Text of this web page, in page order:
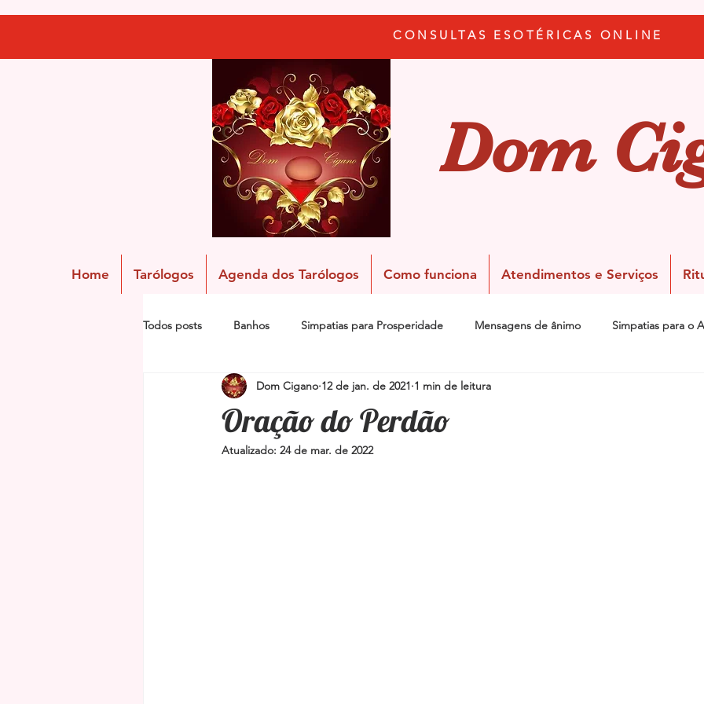
CONSULTAS ESOTÉRICAS ONLINE
Dom
Home Tarólogos Agenda dos Tarólogos Como funciona Atendimentos e Serviços
Todos posts Banhos Simpatias para Prosperidade Mensagens de ânimo Simpatias para o
Simpatias para proteção e limpeza Simpatias para a família
Amuletos e Talismãs Feng Shui
Oração do Perdão
Dom Cigano 12 de jan. de 2021 1 min de leitura
Atualizado: 24 de mar. de 2022